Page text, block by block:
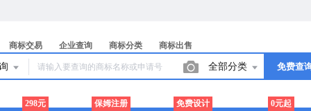
商标交易 企业查询 商标分类 商标出售
全部分类 免费查
298元 保姆注册 免费设计 0元起